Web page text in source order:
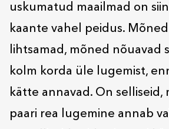
uskumatud maailmad on
kaante vahel peidus.
lihtsamad, mõned nõuavad
kolm korda üle lugemist,
kätte annavad. On selliseid,
paari rea lugemine annab